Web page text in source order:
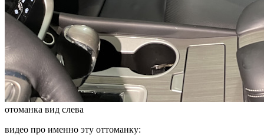
отоманка вид слева
видео про именно эту оттоманку: